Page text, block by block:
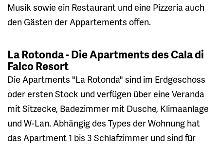
Musik sowie ein Restaurant und eine Pizzeria auch
den Gästen der Appartements offen.
La Rotonda - Die Apartments des Cala di
Falco Resort
Die Apartments "La Rotonda" sind im Erdgeschoss
oder ersten Stock und verfügen über eine Veranda
mit Sitzecke, Badezimmer mit Dusche, Klimaanlage
und W-Lan. Abhängig des Types der Wohnung hat
das Apartment 1 bis 3 Schlafzimmer und sind für